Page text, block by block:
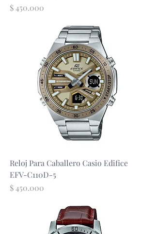
Precio
$ 450.000
Reloj Para Caballero Casio Edifice
EFV-C110D-5
Precio
$ 450.000